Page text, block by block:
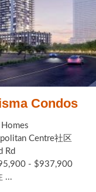
Condos
Centre社区
Rd
- $937,900
...